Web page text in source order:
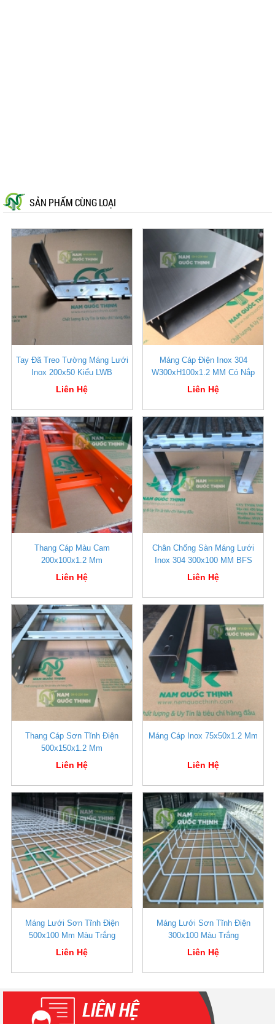
SẢN PHẨM CÙNG LOẠI
Tay Đã Treo Tường Máng Lưới
Inox 200x50 Kiểu LWB
Liên Hệ
Máng Cáp Điện Inox 304
W300xH100x1.2 MM Có Nắp
Liên Hệ
Thang Cáp Màu Cam
200x100x1.2 Mm
Liên Hệ
Chân Chống Sàn Máng Lưới
Inox 304 300x100 MM BFS
Liên Hệ
Thang Cáp Sơn Tĩnh Điện
500x150x1.2 Mm
Liên Hệ
Máng Cáp Inox 75x50x1.2 Mm
Liên Hệ
Máng Lưới Sơn Tĩnh Điện
500x100 Mm Màu Trắng
Liên Hệ
Máng Lưới Sơn Tĩnh Điện
300x100 Màu Trắng
Liên Hệ